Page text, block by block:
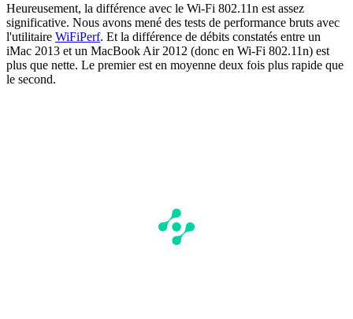
Heureusement, la différence avec le Wi-Fi 802.11n est assez
significative. Nous avons mené des tests de performance bruts avec
l'utilitaire WiFiPerf. Et la différence de débits constatés entre un
iMac 2013 et un MacBook Air 2012 (donc en Wi-Fi 802.11n) est
plus que nette. Le premier est en moyenne deux fois plus rapide que
le second.